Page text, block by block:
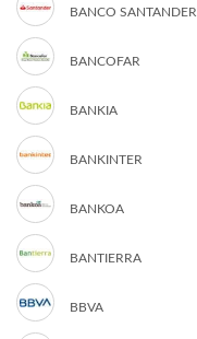
BANCO SANTANDER
BANCOFAR
BANKIA
BANKINTER
BANKOA
BANTIERRA
BBVA